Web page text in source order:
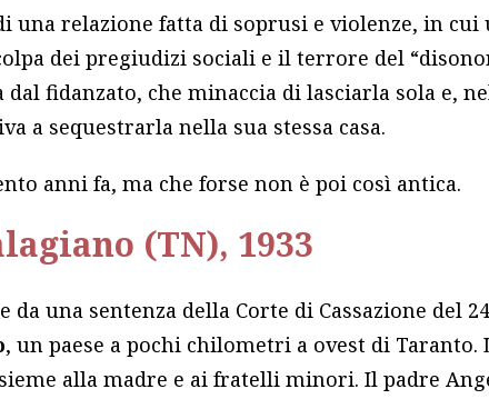
una relazione fatta di soprusi e violenze, in cui
dei pregiudizi sociali e il terrore del
fidanzato, che minaccia di lasciarla sola e,
a sequestrarla nella sua stessa casa.
anni fa, ma che forse non è poi così antica.
(TN), 1933
da una sentenza della Corte di Cassazione del
, un paese a pochi chilometri a ovest di Taranto.
alla madre e ai fratelli minori. Il padre